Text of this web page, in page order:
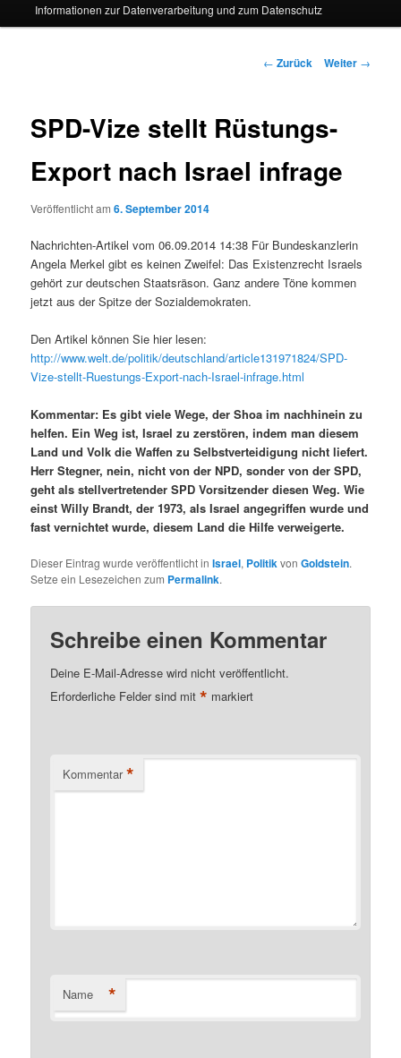
Informationen zur Datenverarbeitung und zum Datenschutz
Beitragsnavigation
← Zurück Weiter →
SPD-Vize stellt Rüstungs-
Export nach Israel infrage
Veröffentlicht am6. September 2014
Nachrichten-Artikel vom 06.09.2014 14:38 Für Bundeskanzlerin
Angela Merkel gibt es keinen Zweifel: Das Existenzrecht Israels
gehört zur deutschen Staatsräson. Ganz andere Töne kommen
jetzt aus der Spitze der Sozialdemokraten.
Den Artikel können Sie hier lesen:
http://www.welt.de/politik/deutschland/article131971824/SPD-
Vize-stellt-Ruestungs-Export-nach-Israel-infrage.html
Kommentar: Es gibt viele Wege, der Shoa im nachhinein zu
helfen. Ein Weg ist, Israel zu zerstören, indem man diesem
Land und Volk die Waffen zu Selbstverteidigung nicht liefert.
Herr Stegner, nein, nicht von der NPD, sonder von der SPD,
geht als stellvertretender SPD Vorsitzender diesen Weg. Wie
einst Willy Brandt, der 1973, als Israel angegriffen wurde und
fast vernichtet wurde, diesem Land die Hilfe verweigerte.
Dieser Eintrag wurde veröffentlicht inIsrael, PolitikvonGoldstein.
Setze ein Lesezeichen zum Permalink.
Schreibe einen Kommentar
Deine E-Mail-Adresse wird nicht veröffentlicht.
Erforderliche Felder sind mit* markiert
Kommentar *
Name *